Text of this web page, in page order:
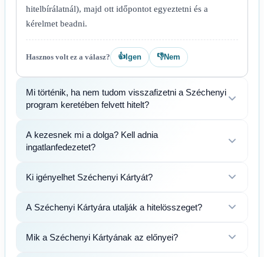
hitelbírálatnál), majd ott időpontot egyeztetni és a
kérelmet beadni.
Hasznos volt ez a válasz? 👍 Igen 👎Nem
Mi történik, ha nem tudom visszafizetni a Széchenyi
program keretében felvett hitelt?
A kezesnek mi a dolga? Kell adnia
ingatlanfedezetet?
Ki igényelhet Széchenyi Kártyát?
A Széchenyi Kártyára utalják a hitelösszeget?
Mik a Széchenyi Kártyának az előnyei?